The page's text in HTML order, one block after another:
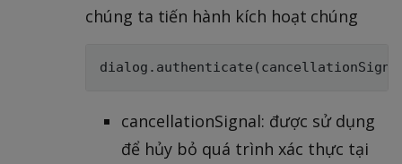
chúng ta tiến hành kích hoạt chúng
cancellationSignal: được sử dụng
để hủy bỏ quá trình xác thực tại